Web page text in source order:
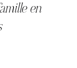
en